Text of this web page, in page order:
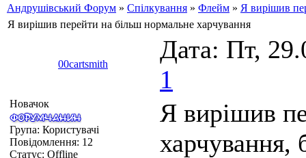
Андрушівський Форум » Спілкування » Флейм » Я вирішив
Я вирішив перейти на більш нормальне харчування
00cartsmith
Дата: Пт,
1
Новачок
Група: Користувачі
Повідомлення: 12
Статус: Offline
Я вирішив
харчування,